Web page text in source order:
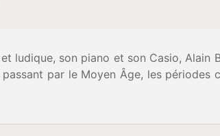
ludique, son piano et son Casio,
par le Moyen Âge, les